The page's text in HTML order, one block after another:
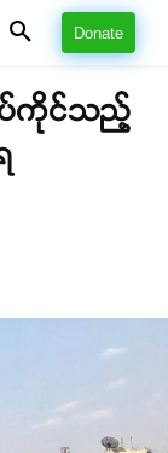
Donate
ပ်ကိုင်သည့်